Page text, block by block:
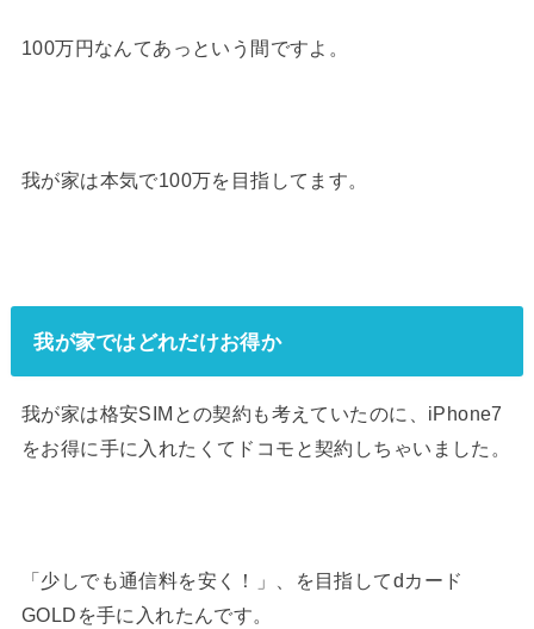
100万円なんてあっという間ですよ。
我が家は本気で100万を目指してます。
我が家ではどれだけお得か
我が家は格安SIMとの契約も考えていたのに、iPhone7
をお得に手に入れたくてドコモと契約しちゃいました。
「少しでも通信料を安く！」、を目指してdカード
GOLDを手に入れたんです。